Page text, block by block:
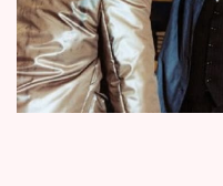
Sledujte prima+
Filmový festival